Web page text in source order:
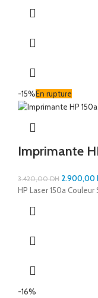
-15%En rupture
Imprimante
3.420,00DH 2.900,00
HP Laser 150a Couleur
-16%